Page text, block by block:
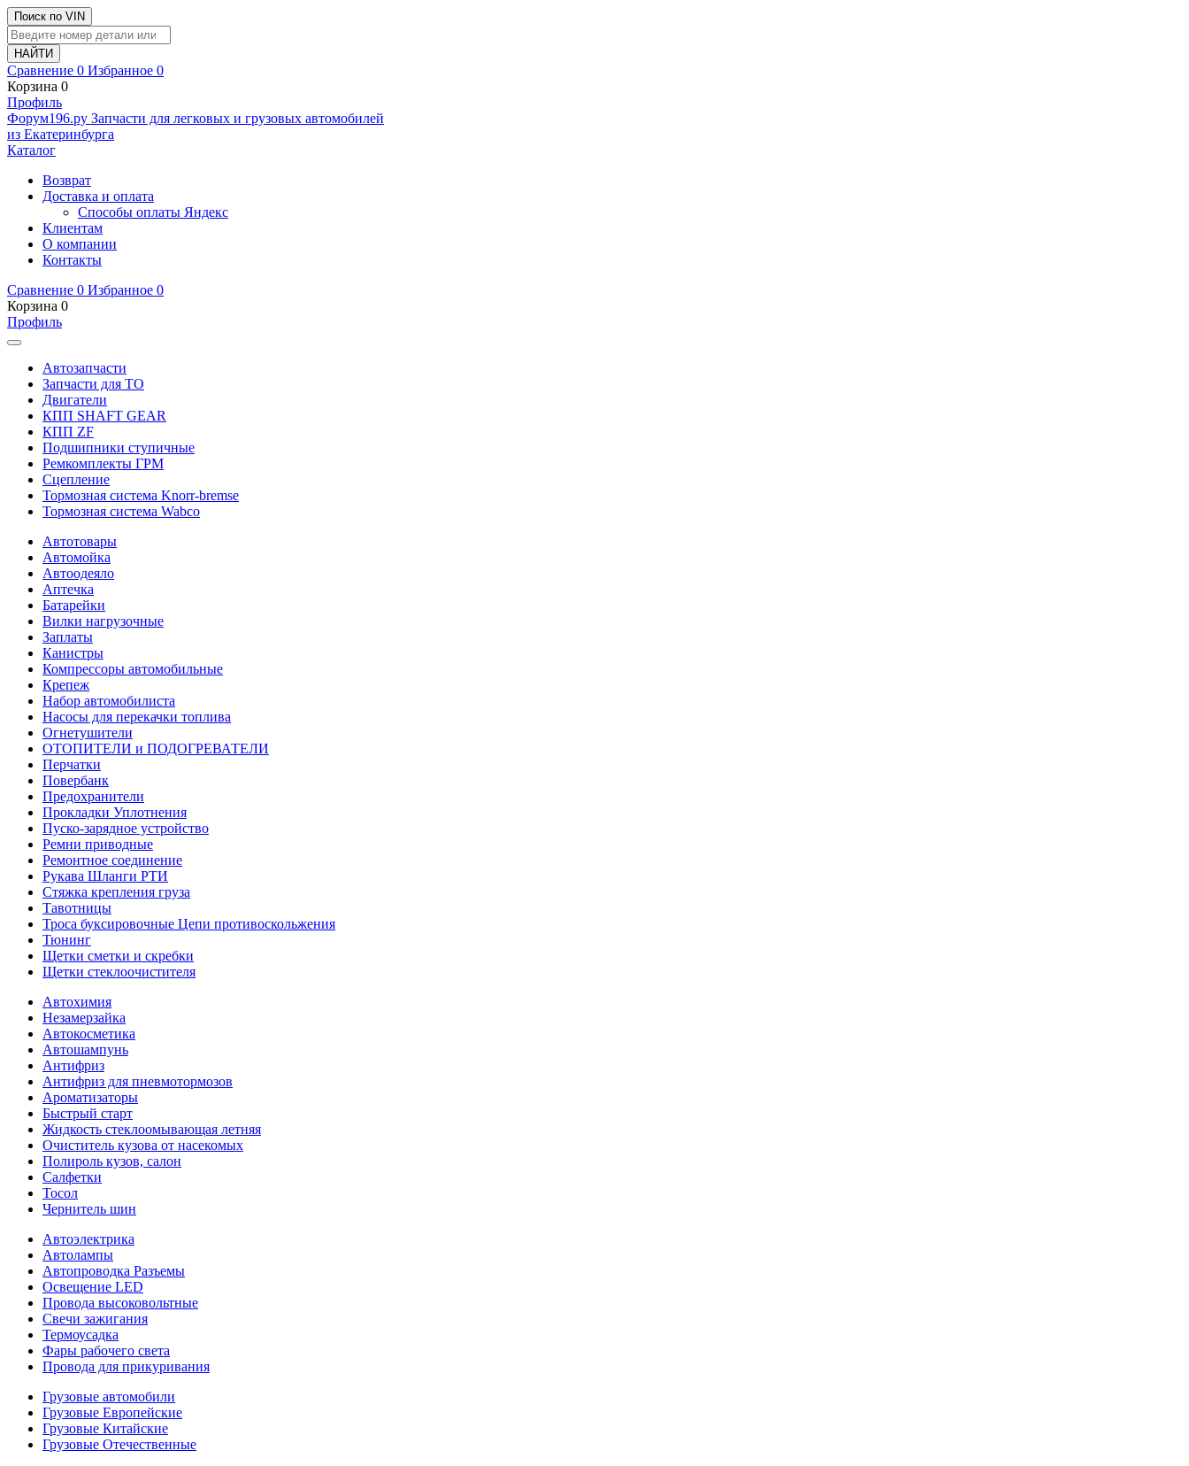
Поиск по VIN
Сравнение 0 Избранное 0
Корзина 0
Профиль
Фoрум196.ру Запчасти для легковых и грузовых автомобилей
из Екатеринбурга
Каталог
Возврат
Доставка и оплата
Способы оплаты Яндекс
Клиентам
О компании
Контакты
Сравнение 0 Избранное 0
Корзина 0
Профиль
Автозапчасти
Запчасти для ТО
Двигатели
КПП SHAFT GEAR
КПП ZF
Подшипники ступичные
Ремкомплекты ГРМ
Сцепление
Тормозная система Knorr-bremse
Тормозная система Wabco
Автотовары
Автомойка
Автоодеяло
Аптечка
Батарейки
Вилки нагрузочные
Заплаты
Канистры
Компрессоры автомобильные
Крепеж
Набор автомобилиста
Насосы для перекачки топлива
Огнетушители
ОТОПИТЕЛИ и ПОДОГРЕВАТЕЛИ
Перчатки
Повербанк
Предохранители
Прокладки Уплотнения
Пуско-зарядное устройство
Ремни приводные
Ремонтное соединение
Рукава Шланги РТИ
Стяжка крепления груза
Тавотницы
Троса буксировочные Цепи противоскольжения
Тюнинг
Щетки сметки и скребки
Щетки стеклоочистителя
Автохимия
Незамерзайка
Автокосметика
Автошампунь
Антифриз
Антифриз для пневмотормозов
Ароматизаторы
Быстрый старт
Жидкость стеклоомывающая летняя
Очиститель кузова от насекомых
Полироль кузов, салон
Салфетки
Тосол
Чернитель шин
Автоэлектрика
Автолампы
Автопроводка Разъемы
Освещение LED
Провода высоковольтные
Свечи зажигания
Термоусадка
Фары рабочего света
Провода для прикуривания
Грузовые автомобили
Грузовые Европейские
Грузовые Китайские
Грузовые Отечественные